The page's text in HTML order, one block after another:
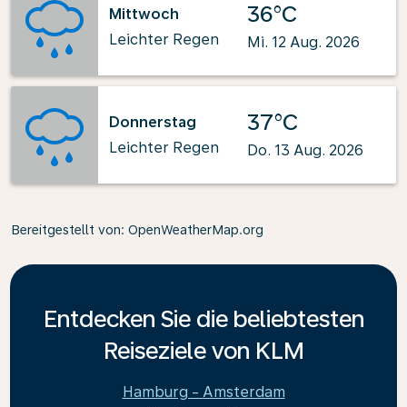
Mittwoch
Leichter Regen
36°C
Mi. 12 Aug. 2026
Donnerstag
Leichter Regen
37°C
Do. 13 Aug. 2026
Bereitgestellt von: OpenWeatherMap.org
Entdecken Sie die beliebtesten
Reiseziele von KLM
Hamburg - Amsterdam